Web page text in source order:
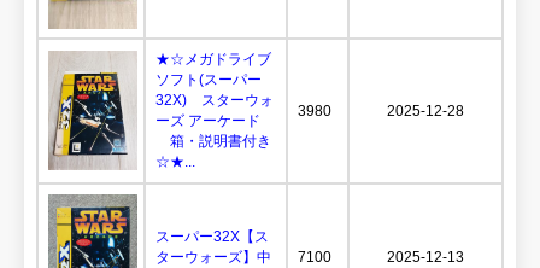
★☆メガドライブ
ソフト(スーパー
32X) スターウォ
ーズ アーケード
箱・説明書付き
☆★...
3980 2025-12-28
スーパー32X【ス
ターウォーズ】中
7100 2025-12-13